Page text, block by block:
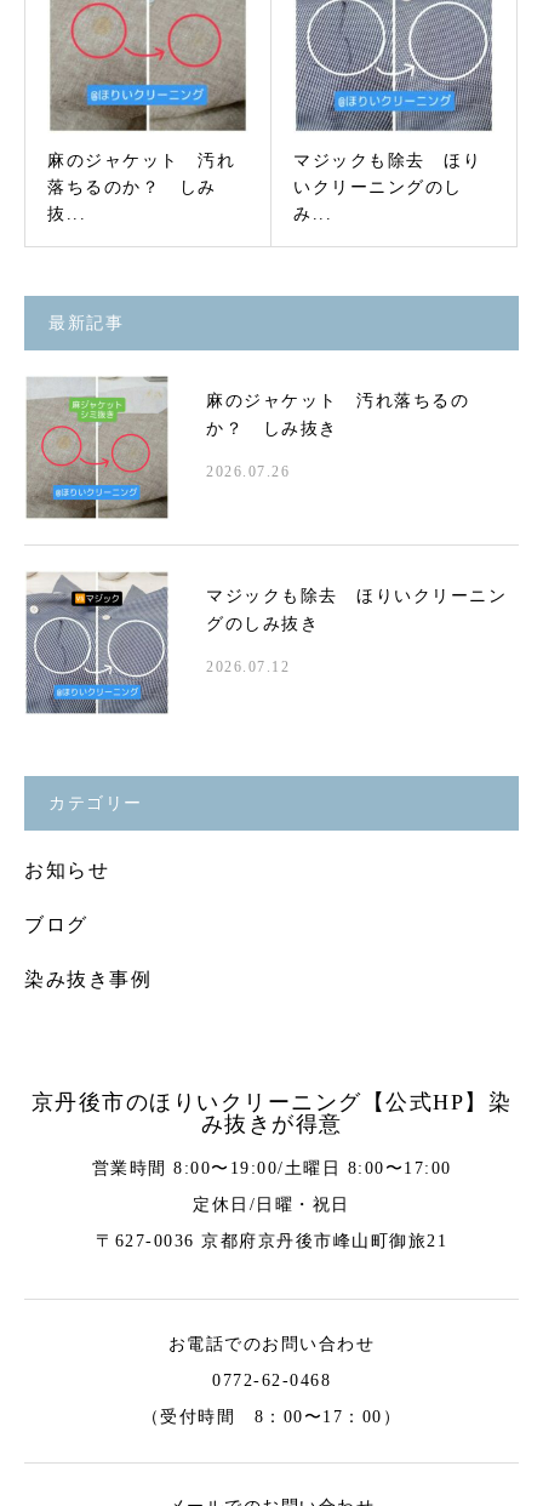
麻のジャケット 汚れ
落ちるのか？ しみ
抜...
マジックも除去 ほり
いクリーニングのし
み...
最新記事
麻のジャケット 汚れ落ちるの
か？ しみ抜き
2026.07.26
マジックも除去 ほりいクリーニン
グのしみ抜き
2026.07.12
カテゴリー
お知らせ
ブログ
染み抜き事例
京丹後市のほりいクリーニング【公式HP】染
み抜きが得意
営業時間 8:00〜19:00/土曜日 8:00〜17:00
定休日/日曜・祝日
〒627-0036 京都府京丹後市峰山町御旅21
お電話でのお問い合わせ
0772-62-0468
（受付時間 8：00〜17：00）